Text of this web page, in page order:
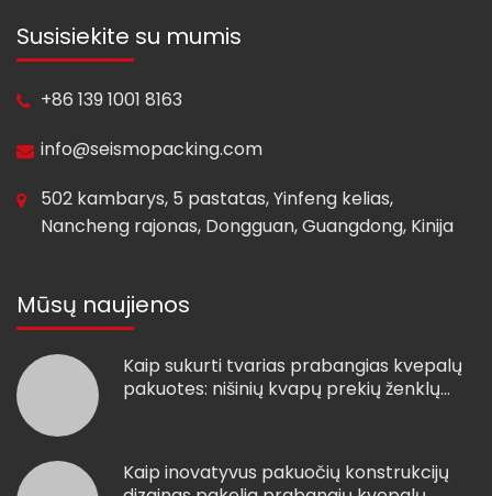
Susisiekite su mumis
+86 139 1001 8163
info@seismopacking.com
502 kambarys, 5 pastatas, Yinfeng kelias,
Nancheng rajonas, Dongguan, Guangdong, Kinija
Mūsų naujienos
Kaip sukurti tvarias prabangias kvepalų
pakuotes: nišinių kvapų prekių ženklų
Kaip inovatyvus pakuočių konstrukcijų